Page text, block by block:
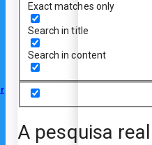
Exact matches only
Search in title
Search in content
A pesquisa